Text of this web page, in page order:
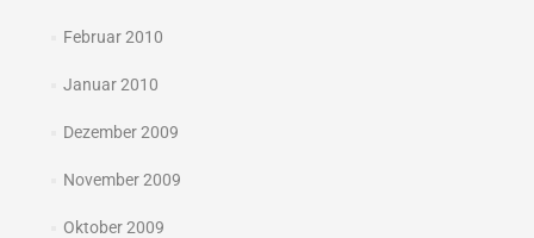
Februar 2010
Januar 2010
Dezember 2009
November 2009
Oktober 2009